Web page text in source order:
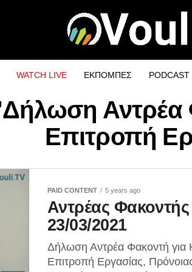
WATCH LIVE ΕΚΠΟΜΠΕΣ
Αντρέα
Επιτροπή
PAID CONTENT 5 years ago
Αντρέας
23/03/2021
Δήλωση Αντρέα Φακοντή για
Επιτροπή Εργασίας,